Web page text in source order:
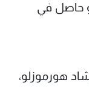
حاصل في
هورموزلو،